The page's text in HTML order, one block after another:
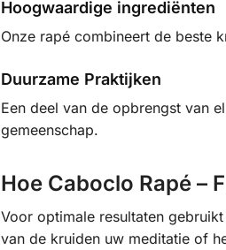
Hoogwaardige ingrediënten
Onze rapé combineert de beste
Duurzame Praktijken
Een deel van de opbrengst van
gemeenschap.
Hoe Caboclo Rapé –
Voor optimale resultaten
van de kruiden uw meditatie of